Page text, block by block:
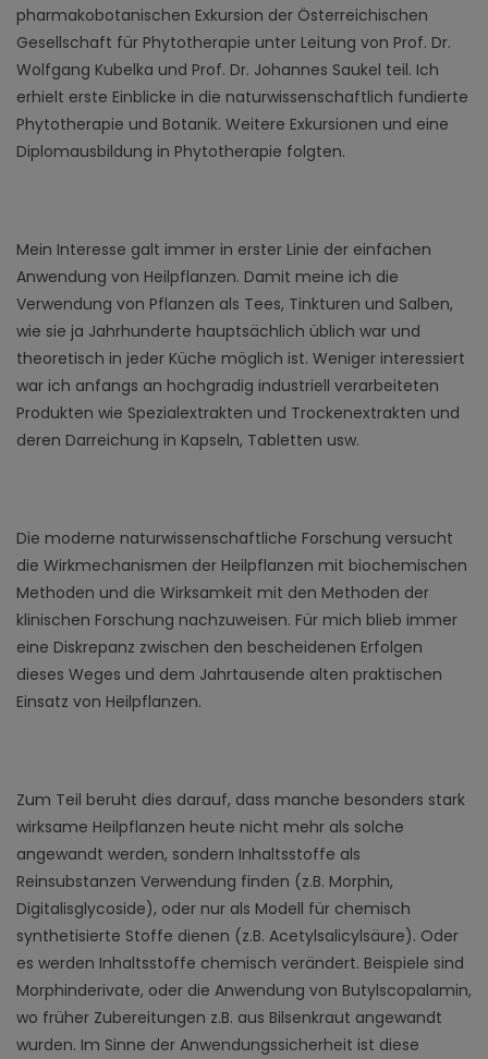
pharmakobotanischen Exkursion der Österreichischen
Gesellschaft für Phytotherapie unter Leitung von Prof. Dr.
Wolfgang Kubelka und Prof. Dr. Johannes Saukel teil. Ich
erhielt erste Einblicke in die naturwissenschaftlich fundierte
Phytotherapie und Botanik. Weitere Exkursionen und eine
Diplomausbildung in Phytotherapie folgten.
Mein Interesse galt immer in erster Linie der einfachen
Anwendung von Heilpflanzen. Damit meine ich die
Verwendung von Pflanzen als Tees, Tinkturen und Salben,
wie sie ja Jahrhunderte hauptsächlich üblich war und
theoretisch in jeder Küche möglich ist. Weniger interessiert
war ich anfangs an hochgradig industriell verarbeiteten
Produkten wie Spezialextrakten und Trockenextrakten und
deren Darreichung in Kapseln, Tabletten usw.
Die moderne naturwissenschaftliche Forschung versucht
die Wirkmechanismen der Heilpflanzen mit biochemischen
Methoden und die Wirksamkeit mit den Methoden der
klinischen Forschung nachzuweisen. Für mich blieb immer
eine Diskrepanz zwischen den bescheidenen Erfolgen
dieses Weges und dem Jahrtausende alten praktischen
Einsatz von Heilpflanzen.
Zum Teil beruht dies darauf, dass manche besonders stark
wirksame Heilpflanzen heute nicht mehr als solche
angewandt werden, sondern Inhaltsstoffe als
Reinsubstanzen Verwendung finden (z.B. Morphin,
Digitalisglycoside), oder nur als Modell für chemisch
synthetisierte Stoffe dienen (z.B. Acetylsalicylsäure). Oder
es werden Inhaltsstoffe chemisch verändert. Beispiele sind
Morphinderivate, oder die Anwendung von Butylscopalamin,
wo früher Zubereitungen z.B. aus Bilsenkraut angewandt
wurden. Im Sinne der Anwendungssicherheit ist diese